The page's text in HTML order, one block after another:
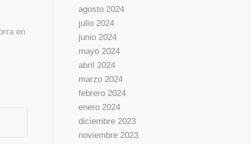
en
agosto 2024
julio 2024
junio 2024
mayo 2024
abril 2024
marzo 2024
febrero 2024
enero 2024
diciembre 2023
noviembre 2023